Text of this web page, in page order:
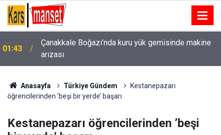
00:49
Kartal’da minibüs yangını: Peş peşe patlamalar
paniğe neden oldu
Anasayfa Türkiye Gündem
Kestanepazarı
öğrencilerinden ’beşi bir yerde’ başarı
Kestanepazarı öğrencilerinden ’beşi